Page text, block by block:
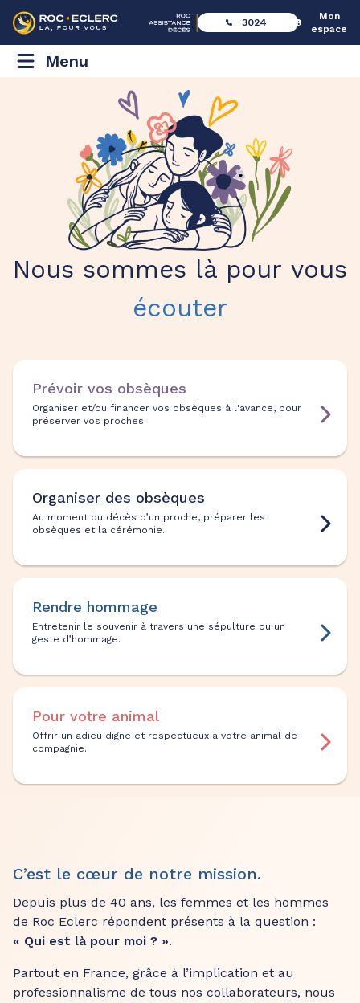
3024
Mon
espace
Menu
Nous sommes là pour vous
écouter
Prévoir vos obsèques
Organiser et/ou financer vos obsèques à l'avance, pour
préserver vos proches.
Organiser des obsèques
Au moment du décès d’un proche, préparer les
obsèques et la cérémonie.
Rendre hommage
Entretenir le souvenir à travers une sépulture ou un
geste d’hommage.
Pour votre animal
Offrir un adieu digne et respectueux à votre animal de
compagnie.
C’est le cœur de notre mission.
Depuis plus de 40 ans, les femmes et les hommes
de Roc Eclerc répondent présents à la question :
« Qui est là pour moi ? ».
Partout en France, grâce à l’implication et au
professionnalisme de tous nos collaborateurs, nous